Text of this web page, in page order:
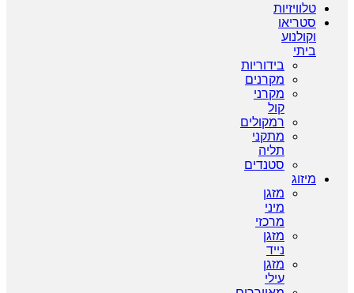
טלוויזיות
סטריאו
וקולנוע
ביתי
בידוריות
מקרנים
מקרני
קול
רמקולים
מתקני
תליה
סטנדים
מיזוג
מזגן
מיני
מרכזי
מזגן
נייד
מזגן
עילי